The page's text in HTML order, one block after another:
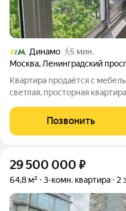
Динамо
5 мин.
Москва, Ленинградский
Квартира продаётся с
светлая, просторная
м. Был сделан капитальный
Позвонить
29 500 000 ₽
64,8 м² 3-комн. квартира 2